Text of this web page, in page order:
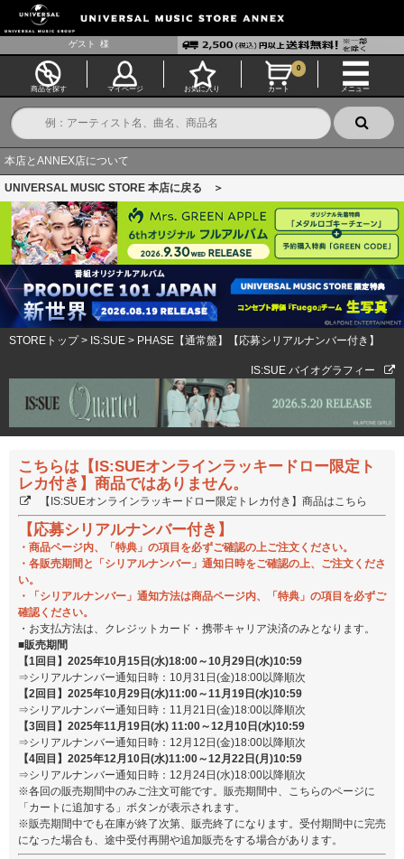
ゲスト 様
商品を探す マイページ お気に入り カート
0
メニュー
本店とANNEX店について
UNIVERSAL MUSIC STORE 本店に戻る ＞
STOREトップ> IS:SUE > PHASE【通常盤】【応募シリアルナンバー付き】
IS:SUE バイオグラフィー
こちらは【IS:SUEオンラインラッキードロー限定ト
レカ付き】商品ではありません。
【IS:SUEオンラインラッキードロー限定トレカ付き】商品はこちら
【応募シリアルナンバー付き】
・商品ページ内、「特典」の項目を必ずご確認の上ご注文ください。
・各販売期間と「シリアルナンバー」通知日時をご確認の上、ご注文くださ
い。
・「シリアルナンバー」通知方法は商品ページ内、「特典」の項目を必ずご
確認ください。
・お支払方法は、クレジットカード・携帯キャリア決済のみとなります。
■販売期間
【1回目】2025年10月15日(水)18:00～10月29日(水)10:59
⇒シリアルナンバー通知日時：10月31日(金)18:00以降順次
【2回目】2025年10月29日(水)11:00～11月19日(水)10:59
⇒シリアルナンバー通知日時：11月21日(金)18:00以降順次
【3回目】2025年11月19日(水) 11:00～12月10日(水)10:59
⇒シリアルナンバー通知日時：12月12日(金)18:00以降順次
【4回目】2025年12月10日(水)11:00～12月22日(月)10:59
⇒シリアルナンバー通知日時：12月24日(水)18:00以降順次
※各回の販売期間中のみご注文可能です。販売期間中、こちらのページに
「カートに追加する」ボタンが表示されます。
※販売期間中でも在庫が終了次第、販売終了になります。受付期間中に完売
になった場合も、途中受付再開や追加販売をする場合があります。